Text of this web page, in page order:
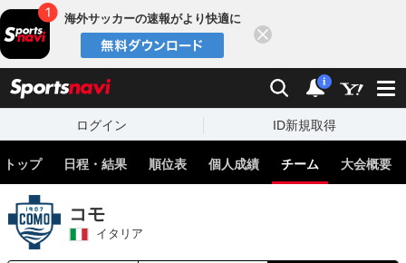
海外サッカーの速報がより快適に
検索 通知
i
ログイン ID新規取得
トップ 日程・結果 順位表 個人成績 チーム 大会概要
コモ
イタリア